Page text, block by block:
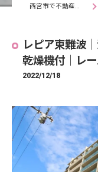
西宮市で不動産なら株式会社ホームウェイズ
レピア東難波
乾燥機付｜レー
2022/12/18